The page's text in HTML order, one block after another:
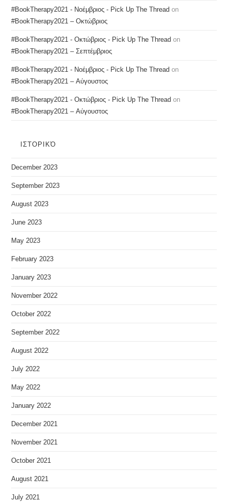
#BookTherapy2021 - Νοέμβριος - Pick Up The Thread on
#BookTherapy2021 – Οκτώβριος
#BookTherapy2021 - Οκτώβριος - Pick Up The Thread on
#BookTherapy2021 – Σεπτέμβριος
#BookTherapy2021 - Νοέμβριος - Pick Up The Thread on
#BookTherapy2021 – Αύγουστος
#BookTherapy2021 - Οκτώβριος - Pick Up The Thread on
#BookTherapy2021 – Αύγουστος
ΙΣΤΟΡΙΚΌ
December 2023
September 2023
August 2023
June 2023
May 2023
February 2023
January 2023
November 2022
October 2022
September 2022
August 2022
July 2022
May 2022
January 2022
December 2021
November 2021
October 2021
August 2021
July 2021